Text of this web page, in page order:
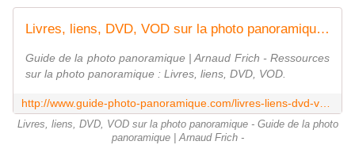
Livres, liens, DVD, VOD sur la photo panoramique - Guide de la photo panoramique | Arnaud Frich -
Guide de la photo panoramique | Arnaud Frich - Ressources
sur la photo panoramique : Livres, liens, DVD, VOD.
Livres, liens, DVD, VOD sur la photo panoramique - Guide de la photo
panoramique | Arnaud Frich -